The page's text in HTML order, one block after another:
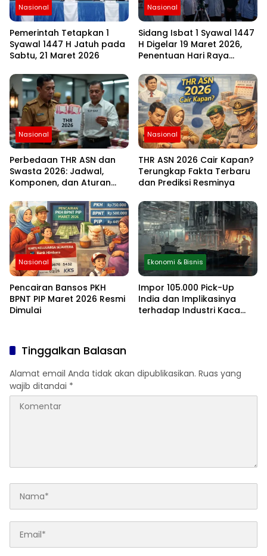
Nasional
Pemerintah Tetapkan 1
Syawal 1447 H Jatuh pada
Sabtu, 21 Maret 2026
Nasional
Sidang Isbat 1 Syawal 1447
H Digelar 19 Maret 2026,
Penentuan Hari Raya
Rukyat Hilal
Nasional
Perbedaan THR ASN dan
Swasta 2026: Jadwal,
Komponen, dan Aturan
Nasional
THR ASN 2026 Cair Kapan?
Terungkap Fakta Terbaru
dan Prediksi Resminya
Nasional
Pencairan Bansos PKH
BPNT PIP Maret 2026 Resmi
Dimulai
Ekonomi & Bisnis
Impor 105.000 Pick-Up
India dan Implikasinya
terhadap Industri Kaca
Tinggalkan Balasan
Alamat email Anda tidak akan dipublikasikan. Ruas yang
wajib ditandai *